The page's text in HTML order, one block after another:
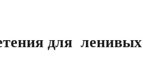
для ленивых